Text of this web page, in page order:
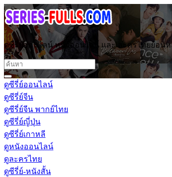
ดูซีรี่ย์ออนไลน์ หนังออนไลน์ และ ละครไทยย้อนห
ดูซีรี่ย์ออนไลน์
ดูซีรี่ย์จีน
ดูซีรี่ย์จีน พากย์ไทย
ดูซีรี่ย์ญี่ปุ่น
ดูซีรี่ย์เกาหลี
ดูหนังออนไลน์
ดูละครไทย
ดูซีรี่ย์-หนังสั้น